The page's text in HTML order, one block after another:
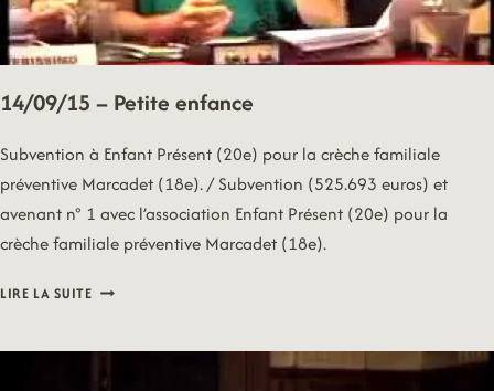
14/09/15 – Petite enfance
Subvention à Enfant Présent (20e) pour la crèche familiale
préventive Marcadet (18e). / Subvention (525.693 euros) et
avenant n° 1 avec l’association Enfant Présent (20e) pour la
crèche familiale préventive Marcadet (18e).
LIRE LA SUITE14/09/15
ENFANCE